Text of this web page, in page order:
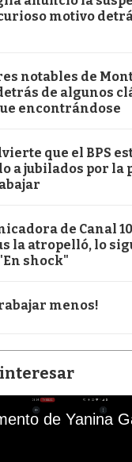
motivo
notables de
de algunos
encontrándose
que el BPS
a jubilados por la
de Canal
la atropelló, lo
shock"
menos!